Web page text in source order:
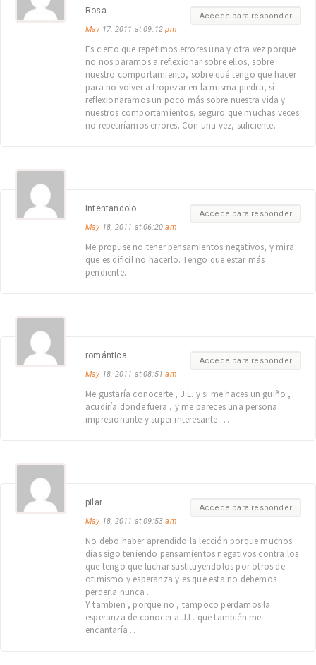
Accede para responder
Rosa
May17, 2011 at 09:12pm
Es cierto que repetimos errores una y otra vez porque
no nos paramos a reflexionar sobre ellos, sobre
nuestro comportamiento, sobre qué tengo que hacer
para no volver a tropezar en la misma piedra, si
reflexionaramos un poco más sobre nuestra vida y
nuestros comportamientos, seguro que muchas veces
no repetiríamos errores. Con una vez, suficiente.
Accede para responder
Intentandolo
May18, 2011 at 06:20am
Me propuse no tener pensamientos negativos, y mira
que es dificil no hacerlo. Tengo que estar más
pendiente.
Accede para responder
romántica
May18, 2011 at 08:51am
Me gustaría conocerte , J.L. y si me haces un guiño ,
acudiría donde fuera , y me pareces una persona
impresionante y super interesante …
Accede para responder
pilar
May18, 2011 at 09:53am
No debo haber aprendido la lección porque muchos
días sigo teniendo pensamientos negativos contra los
que tengo que luchar sustituyendolos por otros de
otimismo y esperanza y es que esta no debemos
perderla nunca .
Y tambien , porque no , tampoco perdamos la
esperanza de conocer a J.L. que también me
encantaría …